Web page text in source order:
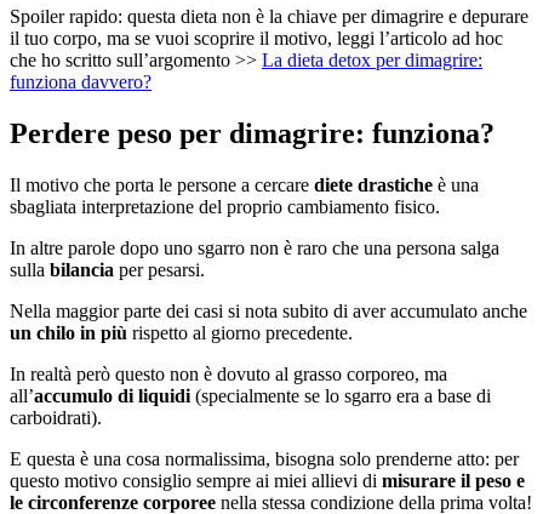
Spoiler rapido: questa dieta non è la chiave per dimagrire e depurare
il tuo corpo, ma se vuoi scoprire il motivo, leggi l’articolo ad hoc
che ho scritto sull’argomento >> La dieta detox per dimagrire:
funziona davvero?
Perdere peso per dimagrire: funziona?
Il motivo che porta le persone a cercare diete drastiche è una
sbagliata interpretazione del proprio cambiamento fisico.
In altre parole dopo uno sgarro non è raro che una persona salga
sulla bilancia per pesarsi.
Nella maggior parte dei casi si nota subito di aver accumulato anche
un chilo in più rispetto al giorno precedente.
In realtà però questo non è dovuto al grasso corporeo, ma
all’accumulo di liquidi (specialmente se lo sgarro era a base di
carboidrati).
E questa è una cosa normalissima, bisogna solo prenderne atto: per
questo motivo consiglio sempre ai miei allievi di misurare il peso e
le circonferenze corporee nella stessa condizione della prima volta!